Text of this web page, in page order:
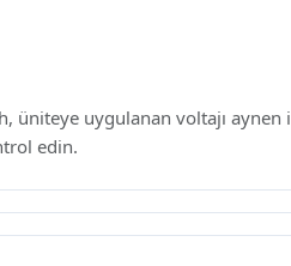
üniteye uygulanan voltajı aynen
edin.